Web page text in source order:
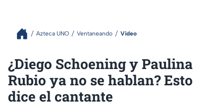
Azteca UNO Ventaneando Video
¿Diego Schoening y Paulina
Rubio ya no se hablan? Esto
dice el cantante